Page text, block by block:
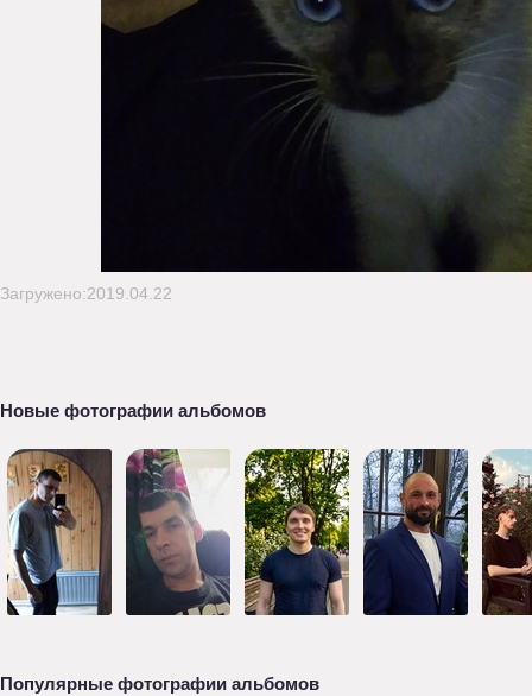
Загружено:2019.04.22
Новые фотографии альбомов
Популярные фотографии альбомов